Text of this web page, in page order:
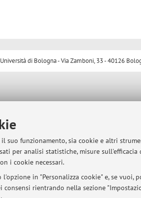
suo funzionamento, sia cookie e altri
per analisi statistiche, misure
i cookie necessari.
in "Personalizza cookie" e, se
rientrando nella sezione
di Bologna - Via Zamboni, 33 - 40126